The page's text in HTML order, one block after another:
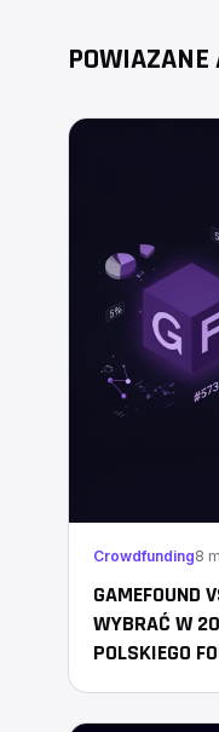
Crowdfunding8
GAMEFOUND
WYBRAĆ W
POLSKIEGO